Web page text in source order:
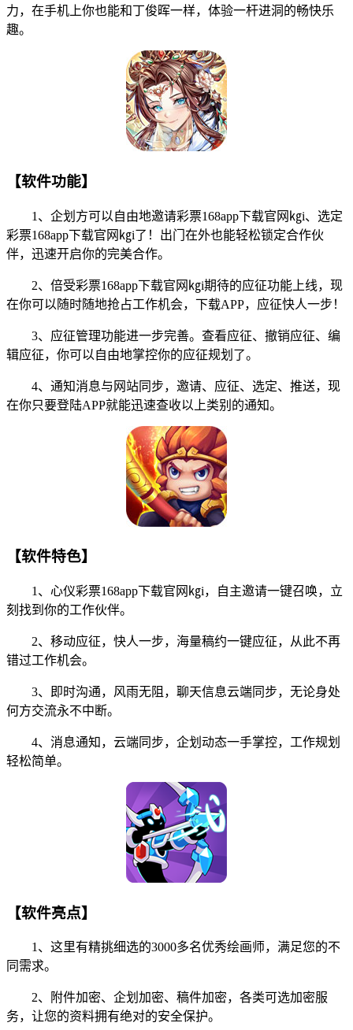
力，在手机上你也能和丁俊晖一样，体验一杆进洞的畅快乐
趣。
【软件功能】
1、企划方可以自由地邀请彩票168app下载官网㎏i、选定
彩票168app下载官网㎏i了！出门在外也能轻松锁定合作伙
伴，迅速开启你的完美合作。
2、倍受彩票168app下载官网㎏i期待的应征功能上线，现
在你可以随时随地抢占工作机会，下载APP，应征快人一步！
3、应征管理功能进一步完善。查看应征、撤销应征、编
辑应征，你可以自由地掌控你的应征规划了。
4、通知消息与网站同步，邀请、应征、选定、推送，现
在你只要登陆APP就能迅速查收以上类别的通知。
【软件特色】
1、心仪彩票168app下载官网㎏i，自主邀请一键召唤，立
刻找到你的工作伙伴。
2、移动应征，快人一步，海量稿约一键应征，从此不再
错过工作机会。
3、即时沟通，风雨无阻，聊天信息云端同步，无论身处
何方交流永不中断。
4、消息通知，云端同步，企划动态一手掌控，工作规划
轻松简单。
【软件亮点】
1、这里有精挑细选的3000多名优秀绘画师，满足您的不
同需求。
2、附件加密、企划加密、稿件加密，各类可选加密服
务，让您的资料拥有绝对的安全保护。